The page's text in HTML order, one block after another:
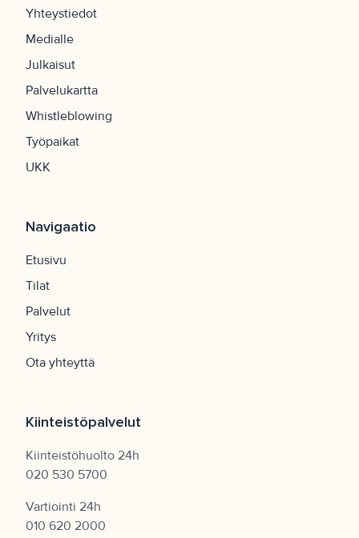
Yhteystiedot
Medialle
Julkaisut
Palvelukartta
Whistleblowing
Työpaikat
UKK
Navigaatio
Etusivu
Tilat
Palvelut
Yritys
Ota yhteyttä
Kiinteistöpalvelut
Kiinteistöhuolto 24h
020 530 5700
Vartiointi 24h
010 620 2000